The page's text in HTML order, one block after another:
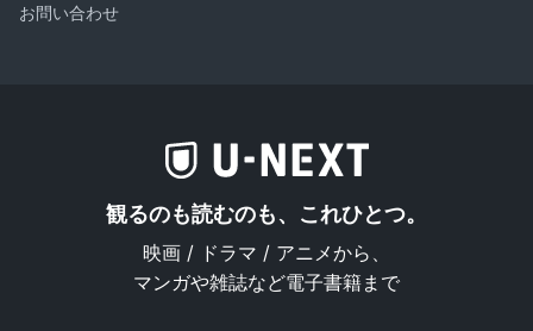
お問い合わせ
観るのも読むのも、これひとつ。
映画 / ドラマ / アニメから、
マンガや雑誌など電子書籍まで